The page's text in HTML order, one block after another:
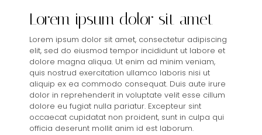
Lorem ipsum dolor sit amet
Lorem ipsum dolor sit amet, consectetur adipiscing
elit, sed do eiusmod tempor incididunt ut labore et
dolore magna aliqua. Ut enim ad minim veniam,
quis nostrud exercitation ullamco laboris nisi ut
aliquip ex ea commodo consequat. Duis aute irure
dolor in reprehenderit in voluptate velit esse cillum
dolore eu fugiat nulla pariatur. Excepteur sint
occaecat cupidatat non proident, sunt in culpa qui
officia deserunt mollit anim id est laborum.